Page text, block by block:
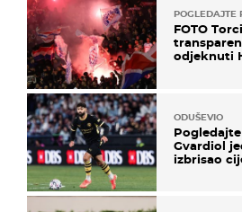
POGLEDAJTE
FOTO
odjeknuti
ODUŠEVIO
Gvardiol
izbrisao